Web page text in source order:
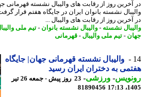
روز از رقابت های والیبال نشسته قهرمانی جهان
نشسته بانوان ایران در جایگاه هفتم قرار گرفت.
روز از رقابت های والیبال ...
نشسته-والیبال نشسته بانوان- تیم ملی والیبال
-تیم ملی والیبال-قهرمانی
والیبال نشسته قهرمانی جهان| جایگاه
به دختران ایران رسید
-ورزشی-
23 روز پیش - جمعه 26 تیر
81890456